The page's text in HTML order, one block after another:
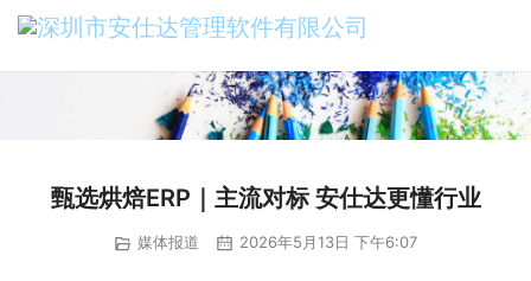
甄选烘焙ERP｜主流对标 安仕达更懂行业
媒体报道 2026年5月13日 下午6:07